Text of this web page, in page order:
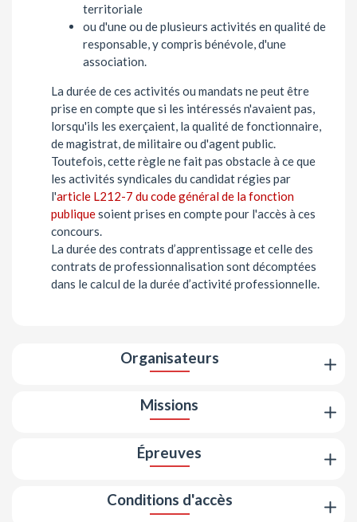
territoriale
ou d'une ou de plusieurs activités en qualité de
responsable, y compris bénévole, d'une
association.
La durée de ces activités ou mandats ne peut être
prise en compte que si les intéressés n'avaient pas,
lorsqu'ils les exerçaient, la qualité de fonctionnaire,
de magistrat, de militaire ou d'agent public.
Toutefois, cette règle ne fait pas obstacle à ce que
les activités syndicales du candidat régies par
l'article L212-7 du code général de la fonction
publiquesoient prises en compte pour l'accès à ces
concours.
La durée des contrats d’apprentissage et celle des
contrats de professionnalisation sont décomptées
dans le calcul de la durée d’activité professionnelle.
Organisateurs
Missions
Épreuves
Conditions d'accès